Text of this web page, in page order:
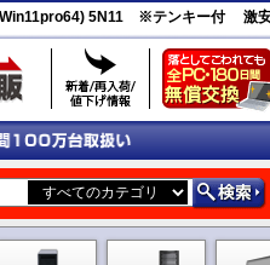
(Win11pro64) 5N11 ※テンキー付 激